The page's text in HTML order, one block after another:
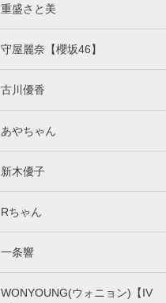
重盛さと美
守屋麗奈【櫻坂46】
古川優香
あやちゃん
新木優子
Rちゃん
一条響
WONYOUNG(ウォニョン)【IV